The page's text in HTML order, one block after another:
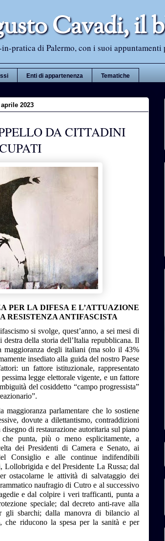
Cavadi, il
pratica di Palermo, con i suoi
Enti di appartenenza Tematiche
2023
DA CITTADINI
PER LA DIFESA E L’ATTUAZIONE
RESISTENZA ANTIFASCISTA
si svolge, quest’anno, a sei mesi di
della storia dell’Italia repubblicana. Il
maggioranza degli italiani (ma solo il 43%
insediato alla guida del nostro Paese
un fattore istituzionale, rappresentato
legge elettorale vigente, e un fattore
del cosiddetto “campo progressista”
parlamentare che lo sostiene
dovute a dilettantismo, contraddizioni
di restaurazione autoritaria sul piano
punta, più o meno esplicitamente, a
dei Presidenti di Camera e Senato, ai
Consiglio e alle continue indifendibili
Lollobrigida e del Presidente La Russa; dal
ostacolarne le attività di salvataggio dei
naufragio di Cutro e al successivo
e dal colpire i veri trafficanti, punta a
speciale; dal decreto anti-rave alla
gli sbarchi; dalla manovra di bilancio al
riducono la spesa per la sanità e per